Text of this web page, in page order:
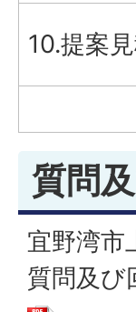
10.提案
質問
宜野湾市
質問及び